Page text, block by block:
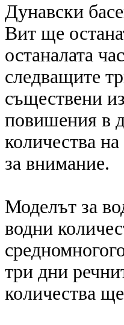
Дунавски
Вит ще
останалата
следващите
съществени
повишения в
количества
за внимание.
Моделът за
водни
три дни
количества